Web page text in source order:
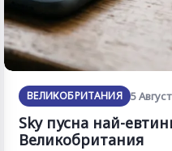
ВЕЛИКОБРИТАНИЯ 5
Sky пусна най-
Великобритания